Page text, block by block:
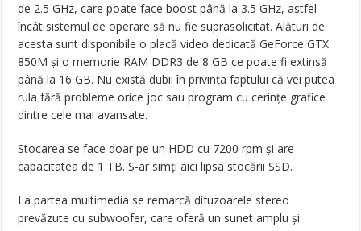
de 2.5 GHz, care poate face boost până la 3.5 GHz, astfel
încât sistemul de operare să nu fie suprasolicitat. Alături de
acesta sunt disponibile o placă video dedicată GeForce GTX
850M și o memorie RAM DDR3 de 8 GB ce poate fi extinsă
până la 16 GB. Nu există dubii în privința faptului că vei putea
rula fără probleme orice joc sau program cu cerințe grafice
dintre cele mai avansate.
Stocarea se face doar pe un HDD cu 7200 rpm și are
capacitatea de 1 TB. S-ar simți aici lipsa stocării SSD.
La partea multimedia se remarcă difuzoarele stereo
prevăzute cu subwoofer, care oferă un sunet amplu și